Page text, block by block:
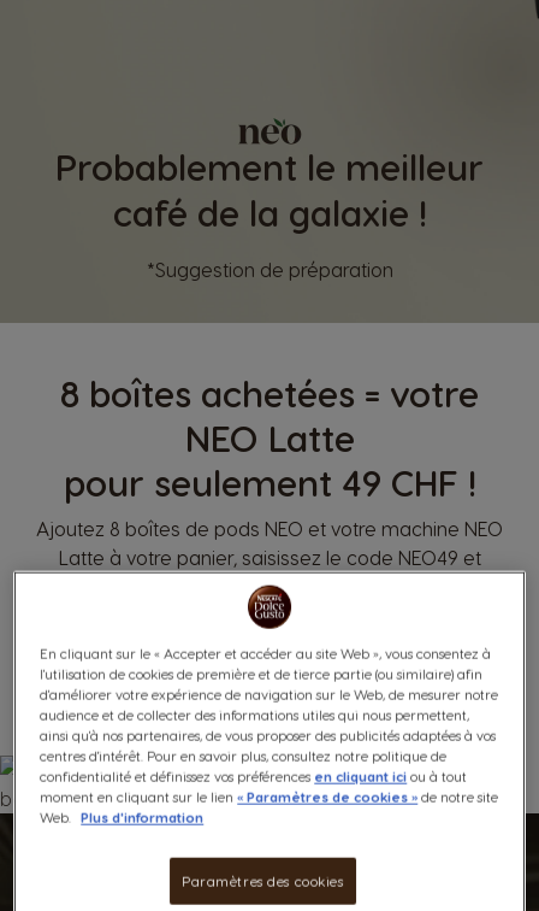
Probablement le meilleur
café de la galaxie !
*Suggestion de préparation
8 boîtes achetées = votre
NEO Latte
pour seulement 49 CHF !
Ajoutez 8 boîtes de pods NEO et votre machine NEO
Latte à votre panier, saisissez le code NEO49 et
profitez de votre remise avec livraison gratuite sous 24
à 48 heures !
Conditions générales
En cliquant sur le « Accepter et accéder au site Web », vous consentez à
l'utilisation de cookies de première et de tierce partie (ou similaire) afin
d'améliorer votre expérience de navigation sur le Web, de mesurer notre
audience et de collecter des informations utiles qui nous permettent,
ainsi qu'à nos partenaires, de vous proposer des publicités adaptées à vos
centres d'intérêt. Pour en savoir plus, consultez notre politique de
confidentialité et définissez vos préférences en cliquant ici ou à tout
moment en cliquant sur le lien« Paramètres de cookies » de notre site
Web.
Plus d'information
Paramètres des cookies